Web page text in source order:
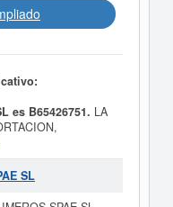
es B65426751. LA
Y
DE PRODUCTOS Y
final de la
es 4690 -
SL